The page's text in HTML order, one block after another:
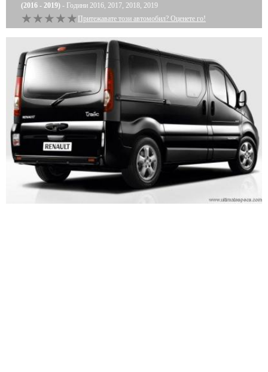
(2016 - 2019) - Години 2016, 2017, 2018, 2019
★★★★★
★★★★★ Притежавате този автомобил? Оценете го!